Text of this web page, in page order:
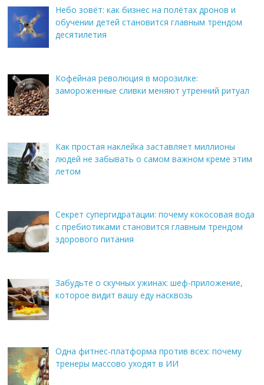
Небо зовёт: как бизнес на полётах дронов и
обучении детей становится главным трендом
десятилетия
Кофейная революция в морозилке:
замороженные сливки меняют утренний ритуал
Как простая наклейка заставляет миллионы
людей не забывать о самом важном креме этим
летом
Секрет супергидратации: почему кокосовая вода
с пребиотиками становится главным трендом
здорового питания
Забудьте о скучных ужинах: шеф-приложение,
которое видит вашу еду насквозь
Одна фитнес-платформа против всех: почему
тренеры массово уходят в ИИ